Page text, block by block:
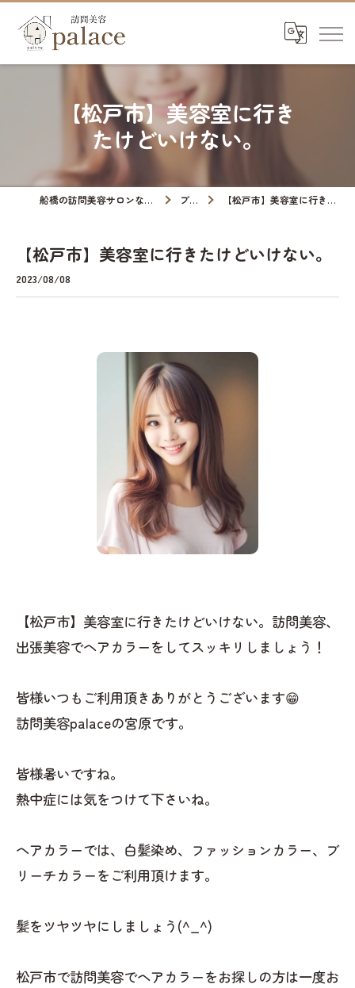
【松戸市】美容室に行き
たけどいけない。
船橋の訪問美容サロンなら訪問美容palace ブログ 【松戸市】美容室に行きたけどいけない。
【松戸市】美容室に行きたけどいけない。
2023/08/08
【松戸市】美容室に行きたけどいけない。訪問美容、
出張美容でヘアカラーをしてスッキリしましょう！
皆様いつもご利用頂きありがとうございます😁
訪問美容palaceの宮原です。
皆様暑いですね。
熱中症には気をつけて下さいね。
ヘアカラーでは、白髪染め、ファッションカラー、ブ
リーチカラーをご利用頂けます。
髪をツヤツヤにしましょう(^_^)
松戸市で訪問美容でヘアカラーをお探しの方は一度お